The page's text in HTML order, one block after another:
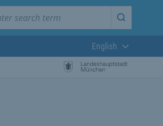
Start
Current
English